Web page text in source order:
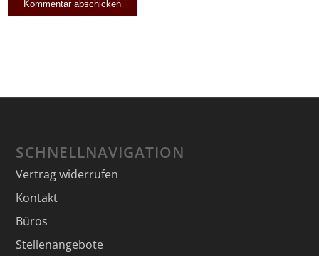
SCHNELLNAVIGATION
Vertrag widerrufen
Kontakt
Büros
Stellenangebote